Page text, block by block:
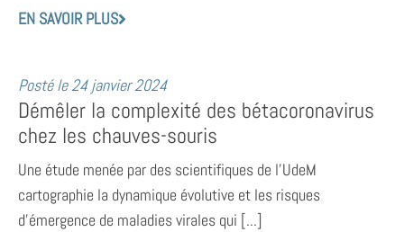
EN SAVOIR PLUS
Posté le24 janvier 2024
Démêler la complexité des bétacoronavirus
chez les chauves-souris
Une étude menée par des scientifiques de l’UdeM
cartographie la dynamique évolutive et les risques
d’émergence de maladies virales qui [...]